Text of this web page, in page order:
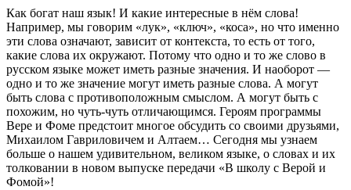
Как богат наш язык! И какие интересные в нём слова!
Например, мы говорим «лук», «ключ», «коса», но что именно
эти слова означают, зависит от контекста, то есть от того,
какие слова их окружают. Потому что одно и то же слово в
русском языке может иметь разные значения. И наоборот —
одно и то же значение могут иметь разные слова. А могут
быть слова с противоположным смыслом. А могут быть с
похожим, но чуть-чуть отличающимся. Героям программы
Вере и Фоме предстоит многое обсудить со своими друзьями,
Михаилом Гавриловичем и Алтаем… Сегодня мы узнаем
больше о нашем удивительном, великом языке, о словах и их
толковании в новом выпуске передачи «В школу с Верой и
Фомой»!